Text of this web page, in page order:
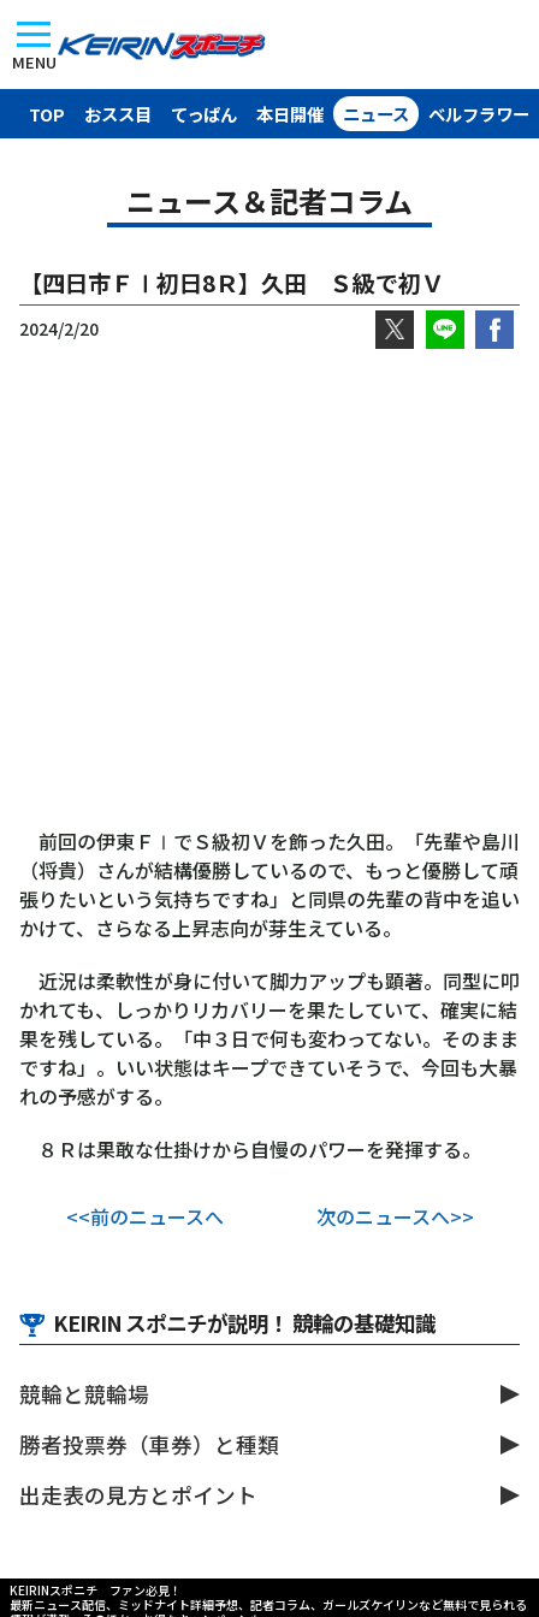
MENU
TOP おスス目 てっぱん 本日開催 ニュース ベルフラワー
ニュース＆記者コラム
【四日市ＦⅠ初日8Ｒ】久田 Ｓ級で初Ｖ
2024/2/20
前回の伊東ＦⅠでＳ級初Ｖを飾った久田。「先輩や島川
（将貴）さんが結構優勝しているので、もっと優勝して頑
張りたいという気持ちですね」と同県の先輩の背中を追い
かけて、さらなる上昇志向が芽生えている。
近況は柔軟性が身に付いて脚力アップも顕著。同型に叩
かれても、しっかりリカバリーを果たしていて、確実に結
果を残している。「中３日で何も変わってない。そのまま
ですね」。いい状態はキープできていそうで、今回も大暴
れの予感がする。
８Ｒは果敢な仕掛けから自慢のパワーを発揮する。
<<前のニュースへ 次のニュースへ>>
KEIRIN スポニチが説明！ 競輪の基礎知識
競輪と競輪場
勝者投票券（車券）と種類
出走表の見方とポイント
KEIRINスポニチ ファン必見！
最新ニュース配信、ミッドナイト詳細予想、記者コラム、ガールズケイリンなど無料で見られる